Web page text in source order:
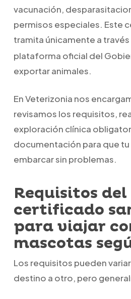
vacunación,
permisos especiales. Este
tramita únicamente a
plataforma oficial del
exportar animales.
En Veterizonia nos
revisamos los requisitos,
exploración clínica
documentación para que
embarcar sin problemas.
Requisitos del
certificado
para viajar
mascotas
Los requisitos pueden
destino a otro, pero